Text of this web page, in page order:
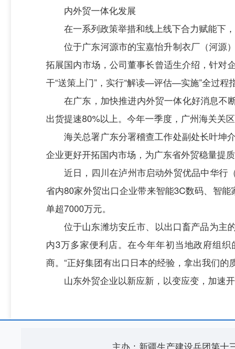
内外贸一体化发展
在一系列政策举措和线上线下合力赋能下
位于广东河源市的宝嘉怡升制衣厂（河源
拓展国内市场，公司董事长曾适生介绍，针对
干“送策上门”，实行“解读—评估—实施”全过程
在广东，加快推进内外贸一体化好消息不
出货提速80%以上。今年一季度，广州海关关
海关总署广东分署稽查工作处副处长叶坤
企业更好开拓国内市场，为广东省外贸稳量提质
近日，四川在泸州市启动外贸优品中华行
省内80家外贸出口企业带来智能3C数码、智
单超7000万元。
位于山东潍坊安丘市、以出口畜产品为主
内3万多家便利店。在今年年初当地政府组
商。“正好集团有出口日本的经验，拿出我们的
山东外贸企业以新应新，以变应变，加速
主办：新疆生产建设兵团第十